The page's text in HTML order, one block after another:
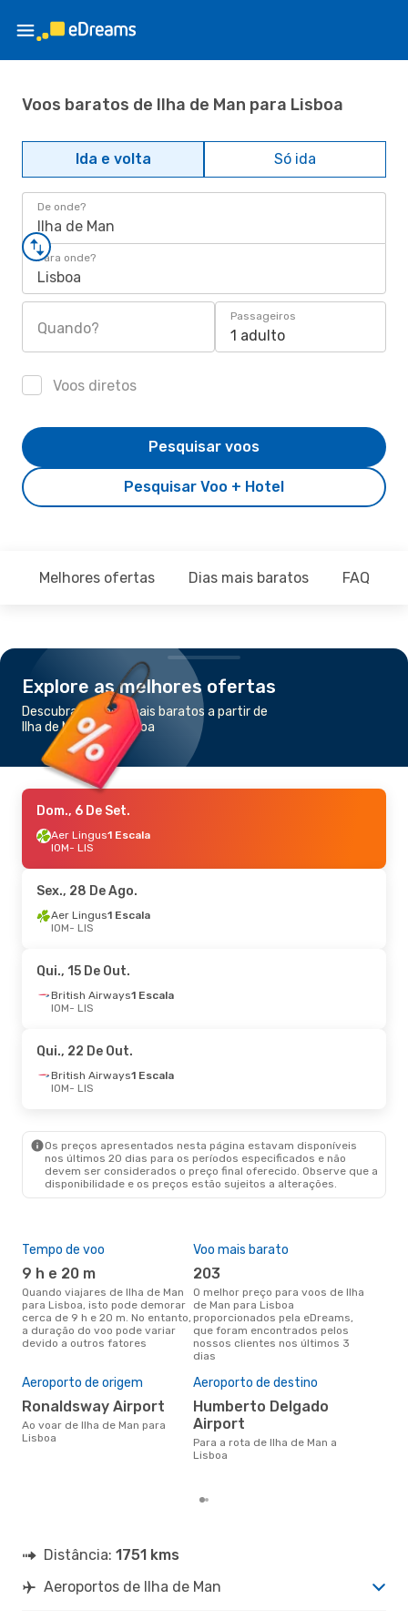
Voos baratos de Ilha de Man para Lisboa
Ida e volta Só ida
De onde?
Ilha de Man
Para onde?
Lisboa
Quando?
Passageiros
1 adulto
Voos diretos
Pesquisar Voo + Hotel
Pesquisar voos
Melhores ofertas Dias mais baratos FAQ
Explore as melhores ofertas
Descubra os voos mais baratos a partir de
Ilha de Man para Lisboa
Dom., 6 De Set.
Aer Lingus1 Escala
IOM- LIS
Sex., 28 De Ago.
Aer Lingus1 Escala
IOM- LIS
Qui., 15 De Out.
British Airways1 Escala
IOM- LIS
Qui., 22 De Out.
British Airways1 Escala
IOM- LIS
Os preços apresentados nesta página estavam disponíveis
nos últimos 20 dias para os períodos especificados e não
devem ser considerados o preço final oferecido. Observe que a
disponibilidade e os preços estão sujeitos a alterações.
Tempo de voo
9 h e 20 m
Quando viajares de Ilha de Man
para Lisboa, isto pode demorar
cerca de 9 h e 20 m. No entanto,
a duração do voo pode variar
devido a outros fatores
Voo mais barato
203
O melhor preço para voos de Ilha
de Man para Lisboa
proporcionados pela eDreams,
que foram encontrados pelos
nossos clientes nos últimos 3
dias
Aeroporto de origem
Ronaldsway Airport
Ao voar de Ilha de Man para
Lisboa
Aeroporto de destino
Humberto Delgado
Airport
Para a rota de Ilha de Man a
Lisboa
Distância: 1751 kms
Aeroportos de Ilha de Man